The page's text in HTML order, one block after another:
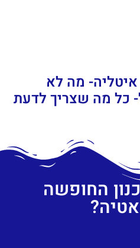
איטליה- מה לא
כל מה שצריך לדעת
החופשה